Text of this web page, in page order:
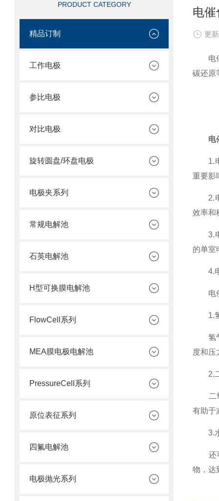
PRODUCT CATEGORY
精品订制
工作电极
参比电极
对比电极
旋转圆盘/环盘电极
电极夹系列
常规电解池
石英电解池
H型可换膜电解池
FlowCell系列
MEA膜电极电解池
PressureCell系列
原位表征系列
四氟电解池
电极抛光系列
电
更
电催
碳还原
电
1.电
重要影
2.电
效率和
3.电
的单室
4.电
电催
1.氢
氢气
度和压
2.二
二氧
有助于
3.水
还可
物，达